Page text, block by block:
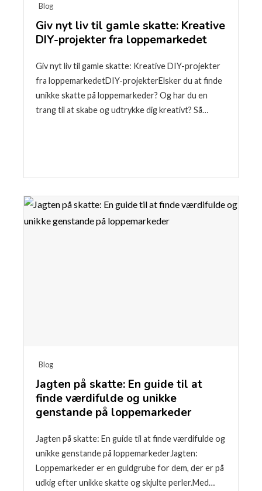
Blog
Giv nyt liv til gamle skatte: Kreative
DIY-projekter fra loppemarkedet
Giv nyt liv til gamle skatte: Kreative DIY-projekter
fra loppemarkedetDIY-projekterElsker du at finde
unikke skatte på loppemarkeder? Og har du en
trang til at skabe og udtrykke dig kreativt? Så…
Blog
Jagten på skatte: En guide til at
finde værdifulde og unikke
genstande på loppemarkeder
Jagten på skatte: En guide til at finde værdifulde og
unikke genstande på loppemarkederJagten:
Loppemarkeder er en guldgrube for dem, der er på
udkig efter unikke skatte og skjulte perler.Med…